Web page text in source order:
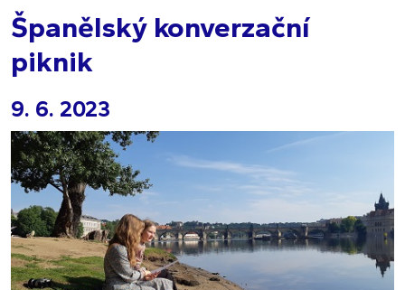
Španělský konverzační
piknik
9. 6. 2023